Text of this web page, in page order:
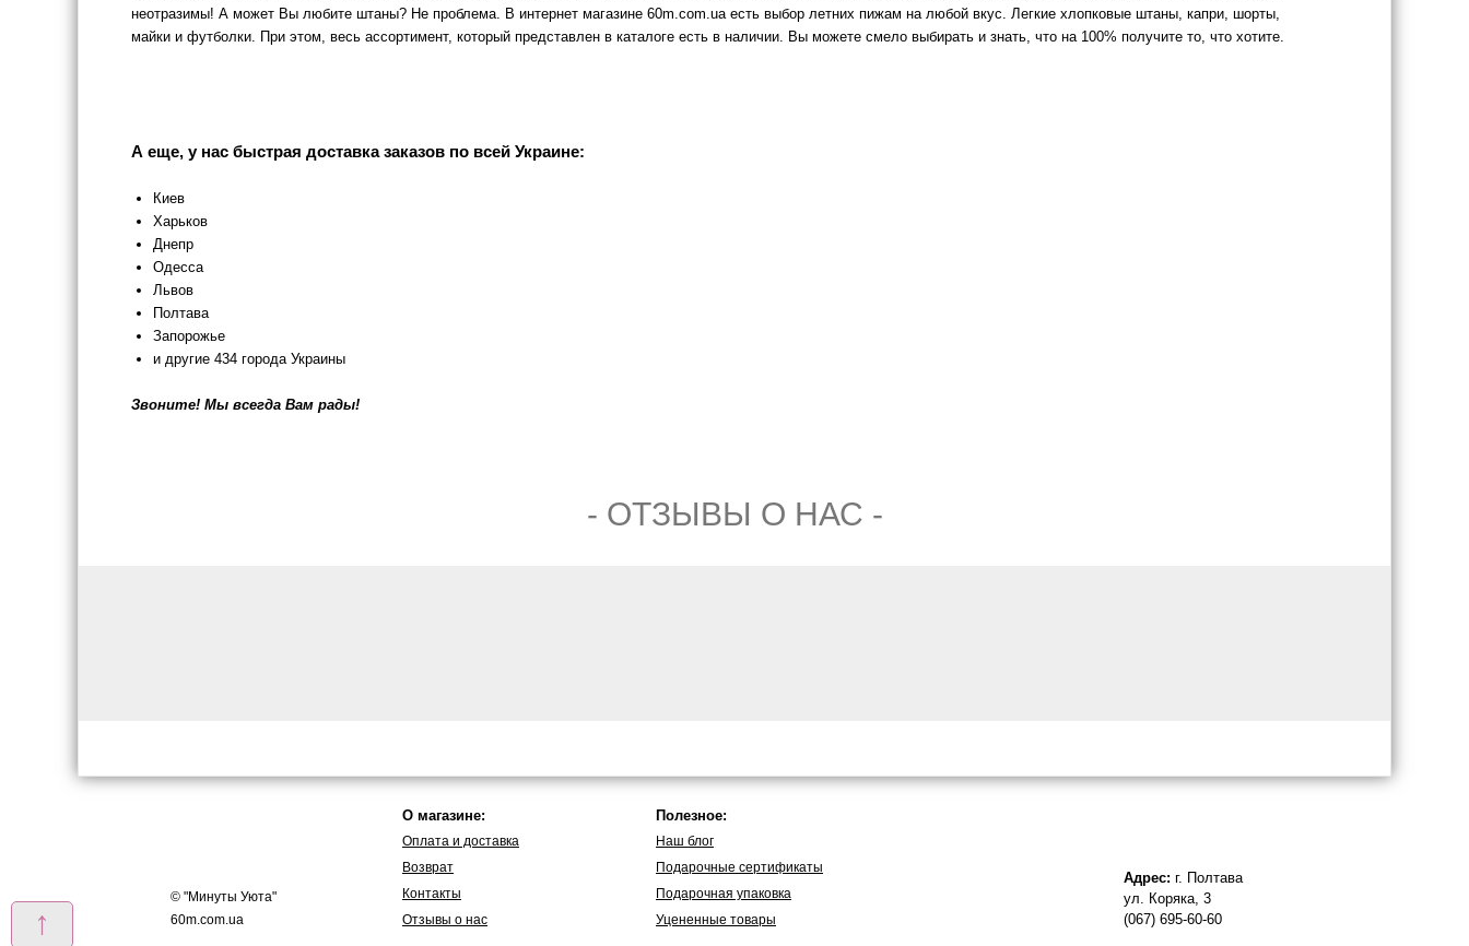
неотразимы! А может Вы любите штаны? Не проблема. В интернет магазине 60m.com.ua есть выбор летних пижам на любой вкус. Легкие хлопковые штаны, капри, шорты,
майки и футболки. При этом, весь ассортимент, который представлен в каталоге есть в наличии. Вы можете смело выбирать и знать, что на 100% получите то, что хотите.
А еще, у нас быстрая доставка заказов по всей Украине:
Киев
Харьков
Днепр
Одесса
Львов
Полтава
Запорожье
и другие 434 города Украины
Звоните! Мы всегда Вам рады!
- ОТЗЫВЫ О НАС -
↑
© "Минуты Уюта"
60m.com.ua
О магазине:
Оплата и доставка
Возврат
Контакты
Отзывы о нас
Полезное:
Наш блог
Подарочные сертификаты
Подарочная упаковка
Уцененные товары
Адрес: г. Полтава
ул. Коряка, 3
(067) 695-60-60